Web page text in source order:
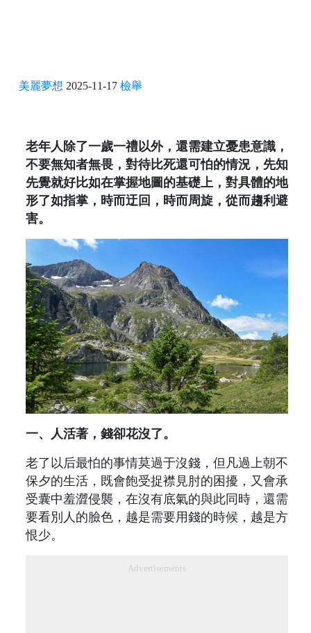
美麗夢想 2025-11-17 檢舉
老年人除了一歲一禮以外，還需建立憂患意識，
不要無知者無畏，對待比死還可怕的情況，先知
先覺就好比如在掌握地圖的基礎上，對具體的地
形了如指掌，時而迂回，時而周旋，從而趨利避
害。
一、人活著，錢卻花沒了。
老了以后最怕的事情莫過于沒錢，但凡過上朝不
保夕的生活，既會飽受捉襟見肘的困擾，又會承
受囊中羞澀侵襲，在沒有底氣的與此同時，還需
要看別人的臉色，越是需要用錢的時候，越是方
恨少。
Advertisements